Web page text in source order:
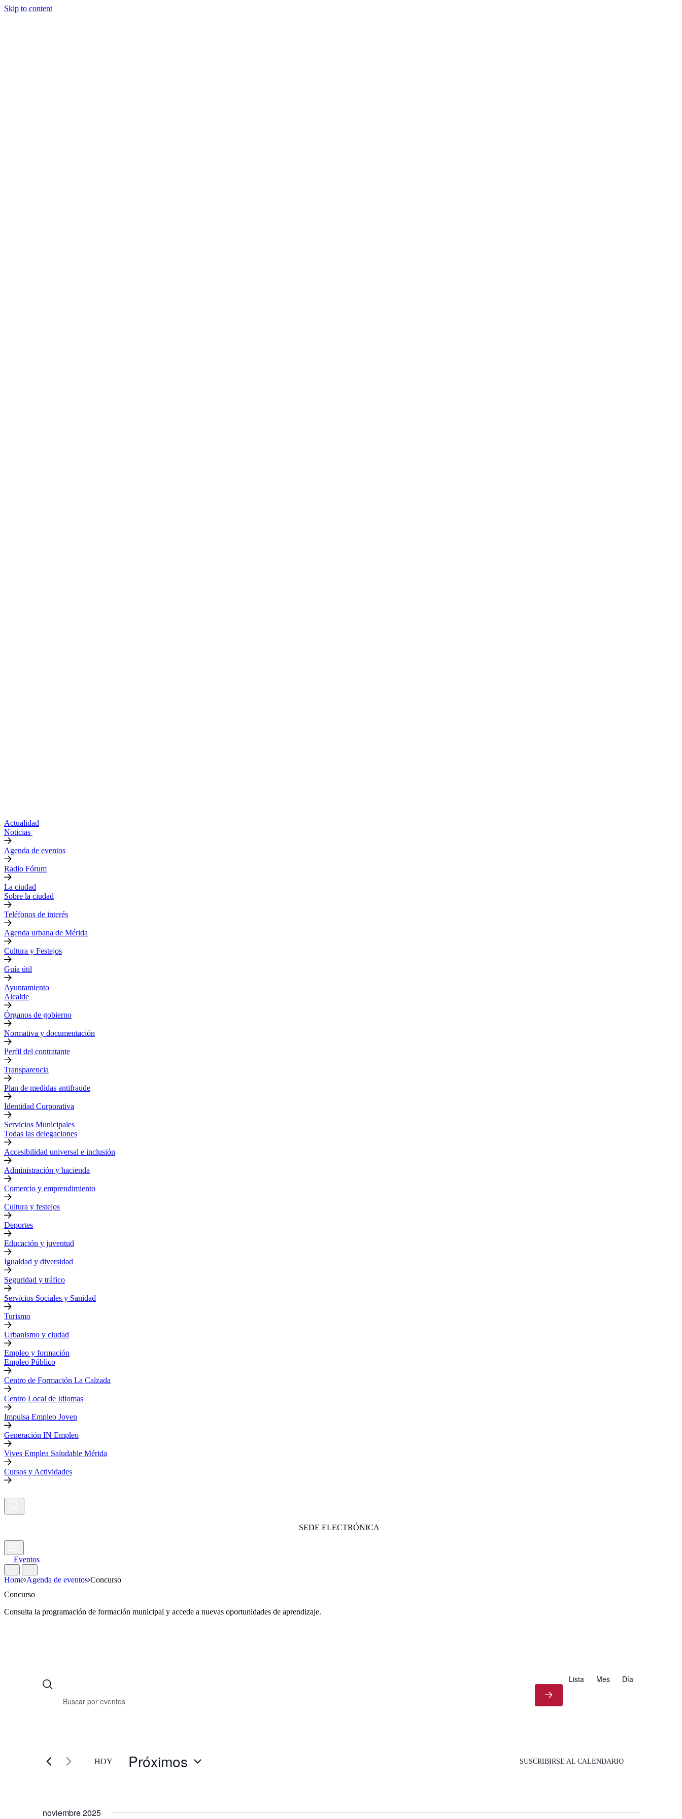
Skip to content
Actualidad
Noticias
Agenda de eventos
Radio Fórum
La ciudad
Sobre la ciudad
Teléfonos de interés
Agenda urbana de Mérida
Cultura y Festejos
Guía útil
Ayuntamiento
Alcalde
Órganos de gobierno
Normativa y documentación
Perfil del contratante
Transparencia
Plan de medidas antifraude
Identidad Corporativa
Servicios Municipales
Todas las delegaciones
Accesibilidad universal e inclusión
Administración y hacienda
Comercio y emprendimiento
Cultura y festejos
Deportes
Educación y juventud
Igualdad y diversidad
Seguridad y tráfico
Servicios Sociales y Sanidad
Turismo
Urbanismo y ciudad
Empleo y formación
Empleo Público
Centro de Formación La Calzada
Centro Local de Idiomas
Impulsa Empleo Joven
Generación IN Empleo
Vives Emplea Saludable Mérida
Cursos y Actividades
SEDE ELECTRÓNICA
Eventos
Home Agenda de eventos Concurso
Concurso
Consulta la programación de formación municipal y accede a nuevas oportunidades de aprendizaje.
Lista Mes Día
HOY Próximos SUSCRIBIRSE AL CALENDARIO
noviembre 2025